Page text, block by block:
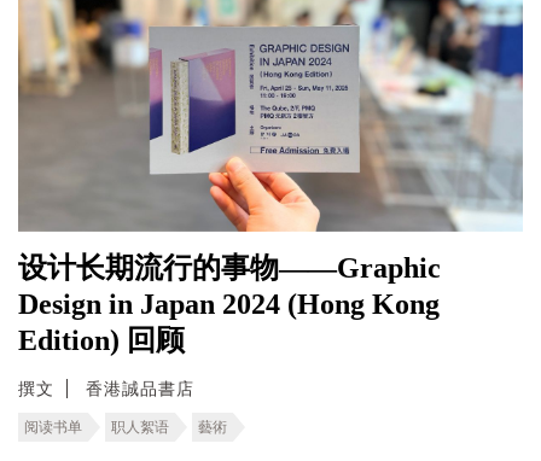
设计长期流行的事物——Graphic
Design in Japan 2024 (Hong Kong
Edition) 回顾
撰文 香港誠品書店
阅读书单 职人絮语 藝術